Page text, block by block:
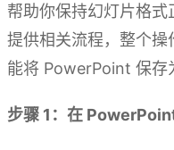
帮助你保持幻灯片格
提供相关流程，整个
能将 PowerPoint 保存
步骤 1：在